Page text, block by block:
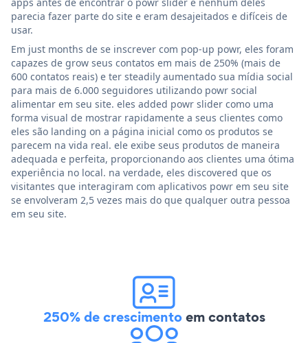
parecia fazer parte do site e eram desajeitados e difíceis de
usar.
Em just months de se inscrever com pop-up powr, eles foram
capazes de grow seus contatos em mais de 250% (mais de
600 contatos reais) e ter steadily aumentado sua mídia social
para mais de 6.000 seguidores utilizando powr social
alimentar em seu site. eles added powr slider como uma
forma visual de mostrar rapidamente a seus clientes como
eles são landing on a página inicial como os produtos se
parecem na vida real. ele exibe seus produtos de maneira
adequada e perfeita, proporcionando aos clientes uma ótima
experiência no local. na verdade, eles discovered que os
visitantes que interagiram com aplicativos powr em seu site
se envolveram 2,5 vezes mais do que qualquer outra pessoa
em seu site.
250% de crescimentoem contatos